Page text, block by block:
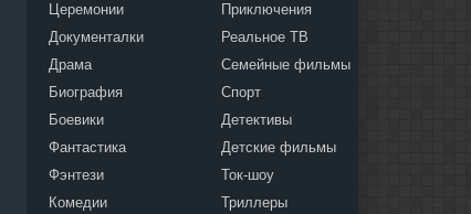
Церемонии
Документалки
Драма
Биография
Боевики
Фантастика
Фэнтези
Комедии
Приключения
Реальное ТВ
Семейные фильмы
Спорт
Детективы
Детские фильмы
Ток-шоу
Триллеры